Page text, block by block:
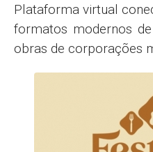
Plataforma virtual
formatos modernos
obras de corporações